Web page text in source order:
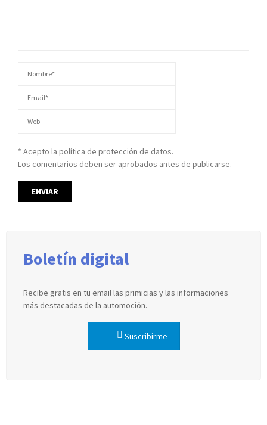
* Acepto la política de protección de datos.
Los comentarios deben ser aprobados antes de publicarse.
Boletín digital
Recibe gratis en tu email las primicias y las informaciones
más destacadas de la automoción.
Suscribirme